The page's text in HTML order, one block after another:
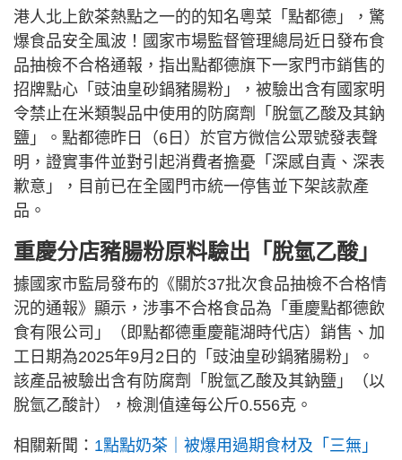
港人北上飲茶熱點之一的的知名粵菜「點都德」，驚
爆食品安全風波！國家市場監督管理總局近日發布食
品抽檢不合格通報，指出點都德旗下一家門市銷售的
招牌點心「豉油皇砂鍋豬腸粉」，被驗出含有國家明
令禁止在米類製品中使用的防腐劑「脫氫乙酸及其鈉
鹽」。點都德昨日（6日）於官方微信公眾號發表聲
明，證實事件並對引起消費者擔憂「深感自責、深表
歉意」，目前已在全國門市統一停售並下架該款產
品。
重慶分店豬腸粉原料驗出「脫氫乙酸」
據國家市監局發布的《關於37批次食品抽檢不合格情
況的通報》顯示，涉事不合格食品為「重慶點都德飲
食有限公司」（即點都德重慶龍湖時代店）銷售、加
工日期為2025年9月2日的「豉油皇砂鍋豬腸粉」。
該產品被驗出含有防腐劑「脫氫乙酸及其鈉鹽」（以
脫氫乙酸計），檢測值達每公斤0.556克。
相關新聞： 1點點奶茶｜被爆用過期食材及「三無」